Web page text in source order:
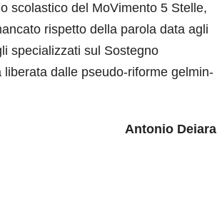
scolastico del MoVimento 5 Stelle,
rispetto della parola data agli
specializzati sul Sostegno
dalle pseudo-riforme gelmin-
Antonio Deiara